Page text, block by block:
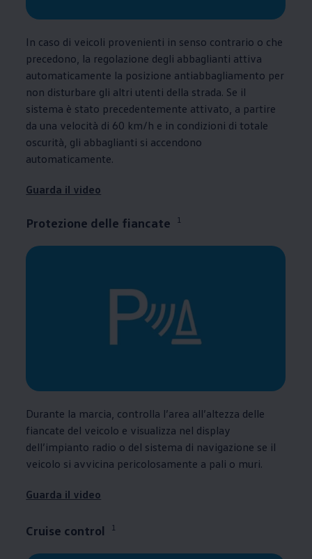
In caso di veicoli provenienti in senso contrario o che
precedono, la regolazione degli abbaglianti attiva
automaticamente la posizione antiabbagliamento per
non disturbare gli altri utenti della strada. Se il
sistema è stato precedentemente attivato, a partire
da una velocità di 60 km/h e in condizioni di totale
oscurità, gli abbaglianti si accendono
automaticamente.
Guarda il video
Protezione delle fiancate 1
Durante la marcia, controlla l’area all’altezza delle
fiancate del veicolo e visualizza nel display
dell’impianto radio o del sistema di navigazione se il
veicolo si avvicina pericolosamente a pali o muri.
Guarda il video
Cruise control 1